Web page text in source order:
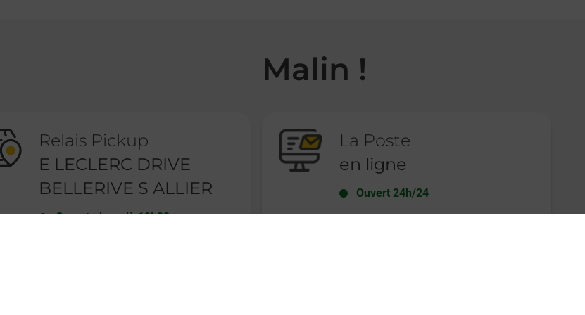
Relais Pickup
E LECLERC DRIVE
BELLERIVE S ALLIER
Ouvert-jusqu'à 19h30
Malin !
La Poste
en ligne
Ouvert 24h/24